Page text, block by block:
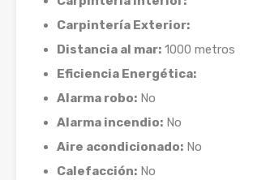
Carpintería Exterior:
Distancia al mar: 1000 metros
Eficiencia Energética:
Alarma robo: No
Alarma incendio: No
Aire acondicionado: No
Calefacción: No